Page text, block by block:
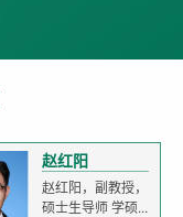
赵红阳
赵红阳，副教授，
硕士生导师 学硕...